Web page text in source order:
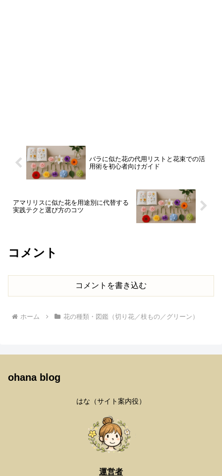
バラに似た花の代用リストと花束での活
用術を初心者向けガイド
アマリリスに似た花を用途別に代替する
実践テクと選び方のコツ
コメント
コメントを書き込む
ホーム 花の種類・図鑑（切り花／枝もの／グリーン）
ohana blog
はな（サイト案内役）
運営者